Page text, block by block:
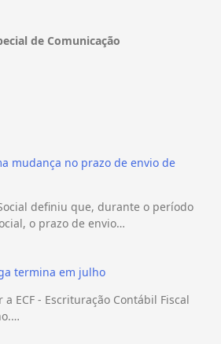
de Comunicação
mudança no prazo de envio de
definiu que, durante o período
o prazo de envio…
termina em julho
ECF - Escrituração Contábil Fiscal